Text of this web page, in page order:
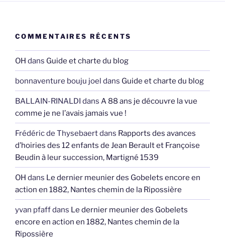
COMMENTAIRES RÉCENTS
OH dans Guide et charte du blog
bonnaventure bouju joel dans Guide et charte du blog
BALLAIN-RINALDI dans A 88 ans je découvre la vue
comme je ne l’avais jamais vue !
Frédéric de Thysebaertdans Rapports des avances
d’hoiries des 12 enfants de Jean Berault et Françoise
Beudin à leur succession, Martigné 1539
OH dans Le dernier meunier des Gobelets encore en
action en 1882, Nantes chemin de la Ripossière
yvan pfaffdans Le dernier meunier des Gobelets
encore en action en 1882, Nantes chemin de la
Ripossière